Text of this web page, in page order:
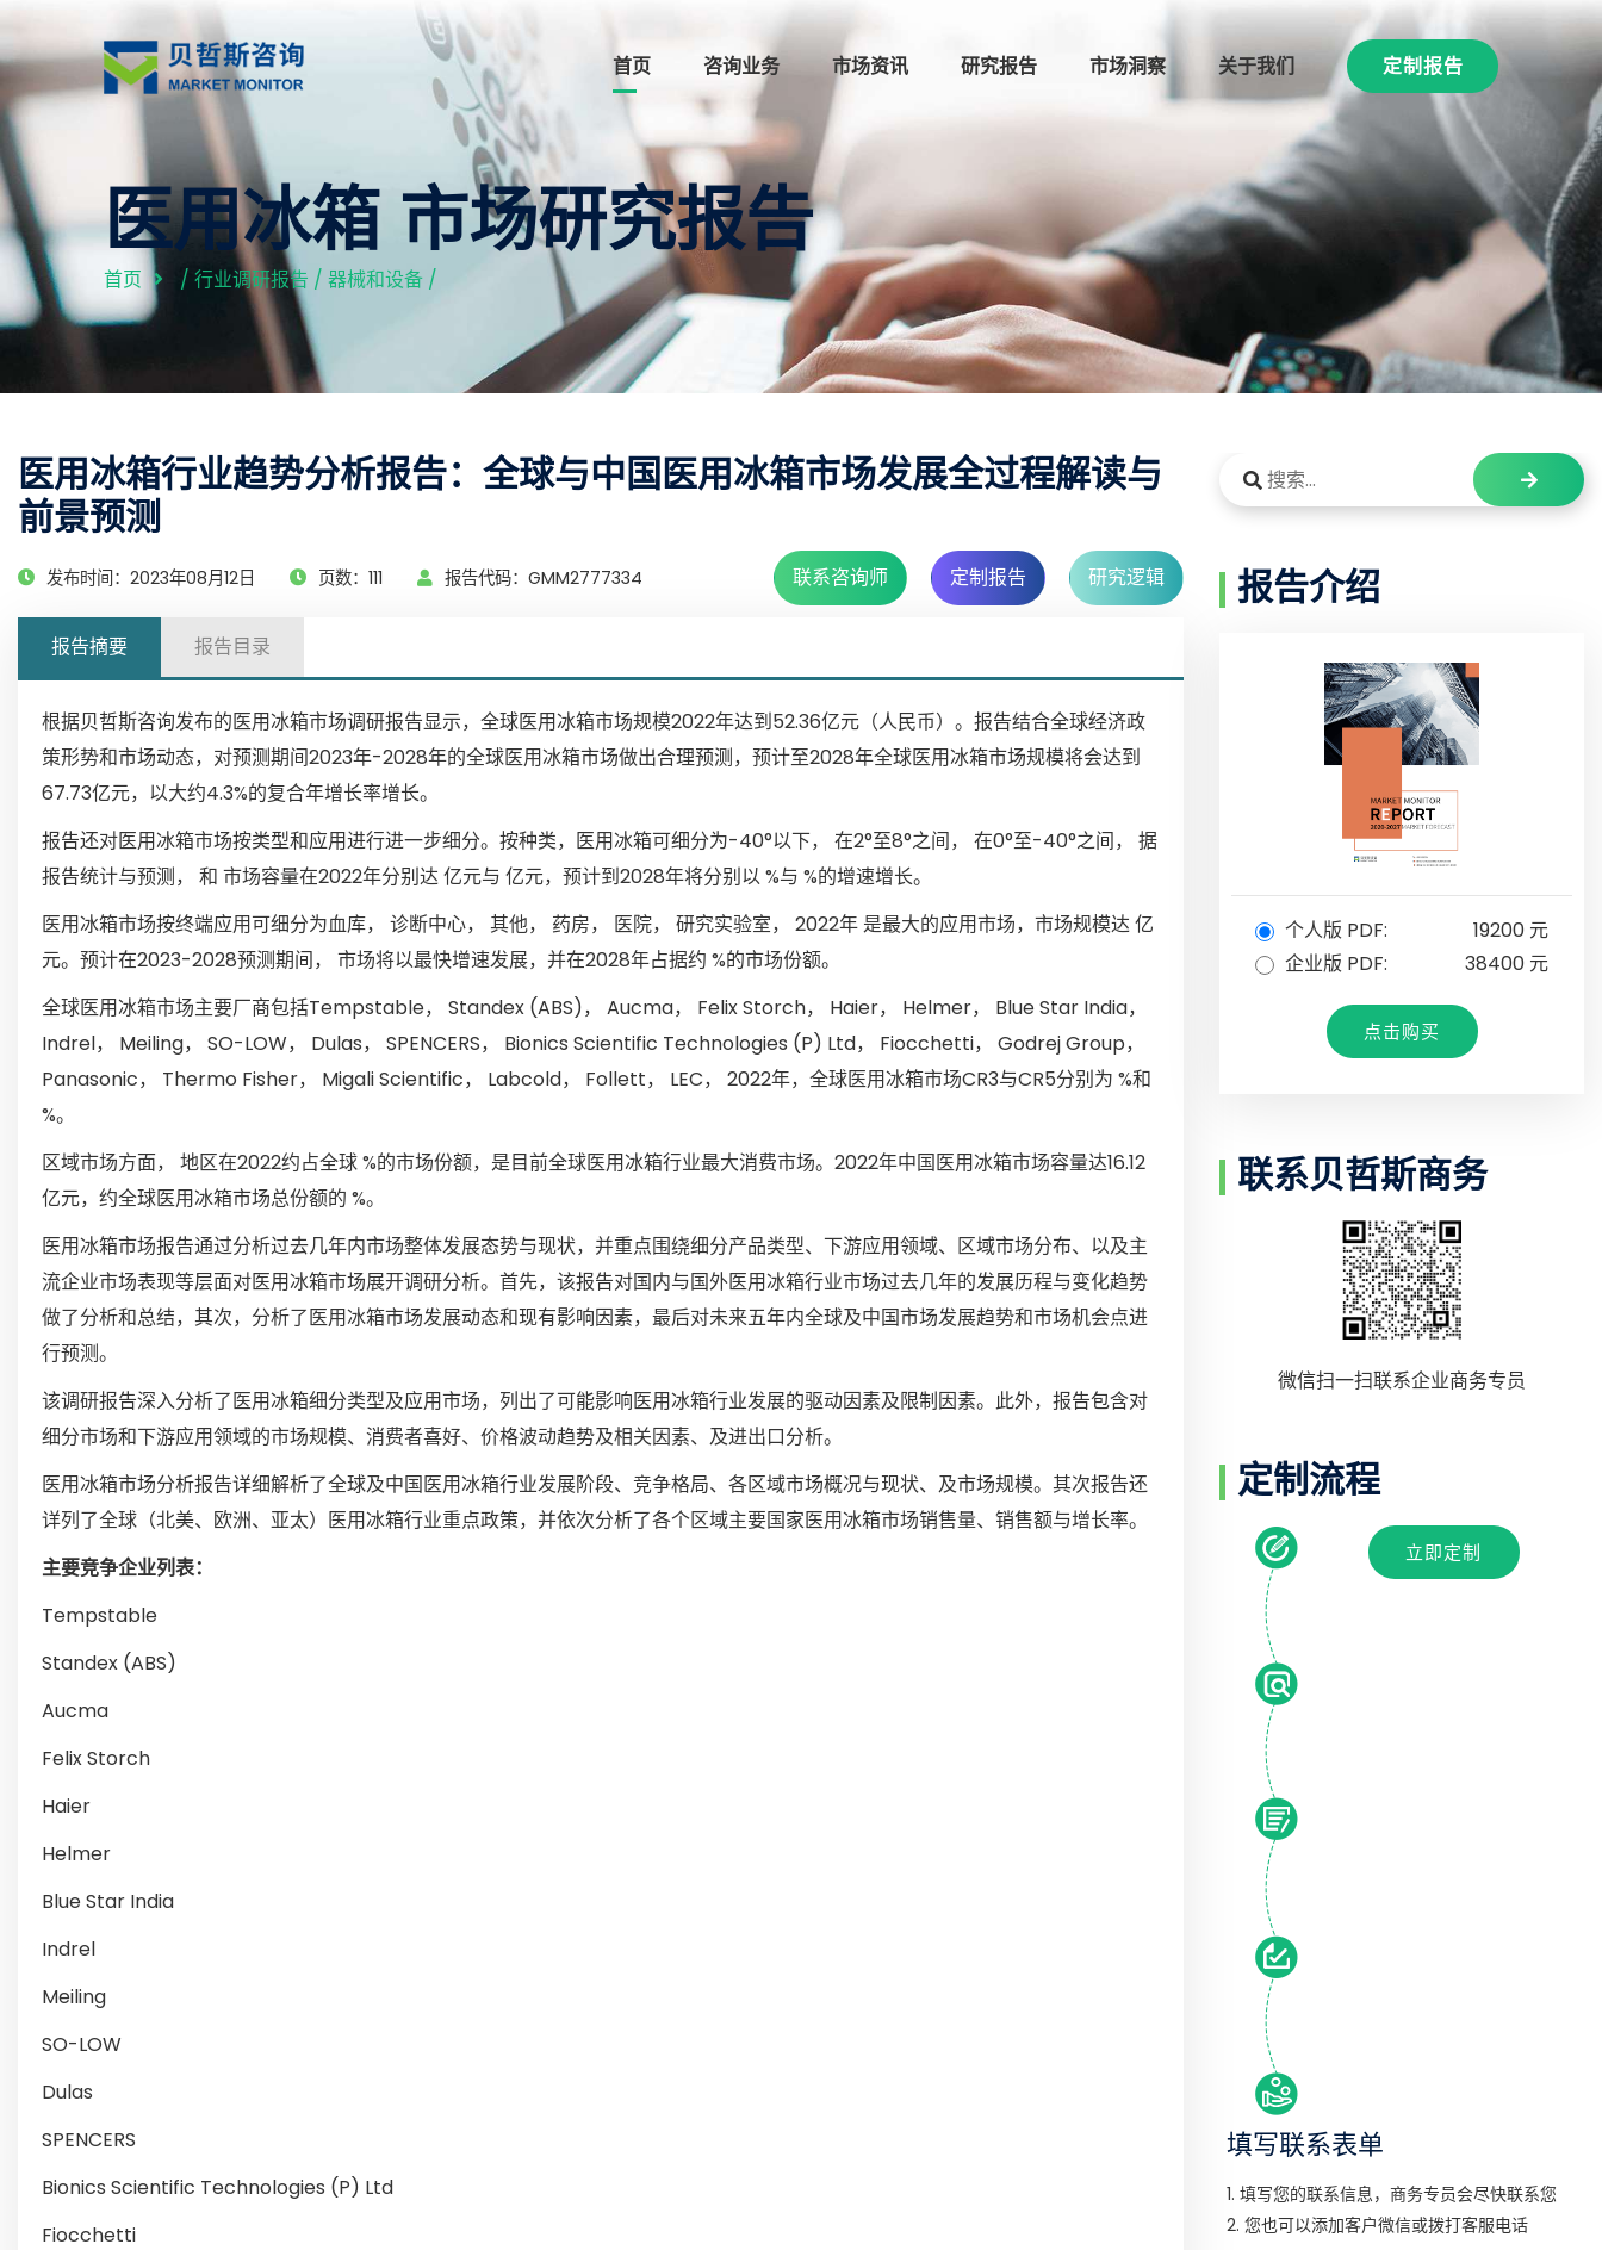
首页 咨询业务 市场资讯 研究报告 市场洞察 关于我们 定制报告
医用冰箱 市场研究报告
首页 / 行业调研报告 / 器械和设备 /
医用冰箱行业趋势分析报告：全球与中国医用冰箱市场发展全过程解读与
前景预测
发布时间：2023年08月12日 页数：111 报告代码：GMM2777334 联系咨询师 定制报告 研究逻辑
报告摘要 报告目录
根据贝哲斯咨询发布的医用冰箱市场调研报告显示，全球医用冰箱市场规模2022年达到52.36亿元（人民币）。报告结合全球经济政
策形势和市场动态，对预测期间2023年-2028年的全球医用冰箱市场做出合理预测，预计至2028年全球医用冰箱市场规模将会达到
67.73亿元，以大约4.3%的复合年增长率增长。
报告还对医用冰箱市场按类型和应用进行进一步细分。按种类，医用冰箱可细分为-40°以下， 在2°至8°之间， 在0°至-40°之间， 据
报告统计与预测， 和 市场容量在2022年分别达 亿元与 亿元，预计到2028年将分别以 %与 %的增速增长。
医用冰箱市场按终端应用可细分为血库， 诊断中心， 其他， 药房， 医院， 研究实验室， 2022年 是最大的应用市场，市场规模达 亿
元。预计在2023-2028预测期间， 市场将以最快增速发展，并在2028年占据约 %的市场份额。
全球医用冰箱市场主要厂商包括Tempstable， Standex (ABS)， Aucma， Felix Storch， Haier， Helmer， Blue Star India，
Indrel， Meiling， SO-LOW， Dulas， SPENCERS， Bionics Scientific Technologies (P) Ltd， Fiocchetti， Godrej Group，
Panasonic， Thermo Fisher， Migali Scientific， Labcold， Follett， LEC， 2022年，全球医用冰箱市场CR3与CR5分别为 %和
%。
区域市场方面， 地区在2022约占全球 %的市场份额，是目前全球医用冰箱行业最大消费市场。2022年中国医用冰箱市场容量达16.12
亿元，约全球医用冰箱市场总份额的 %。
医用冰箱市场报告通过分析过去几年内市场整体发展态势与现状，并重点围绕细分产品类型、下游应用领域、区域市场分布、以及主
流企业市场表现等层面对医用冰箱市场展开调研分析。首先，该报告对国内与国外医用冰箱行业市场过去几年的发展历程与变化趋势
做了分析和总结，其次，分析了医用冰箱市场发展动态和现有影响因素，最后对未来五年内全球及中国市场发展趋势和市场机会点进
行预测。
该调研报告深入分析了医用冰箱细分类型及应用市场，列出了可能影响医用冰箱行业发展的驱动因素及限制因素。此外，报告包含对
细分市场和下游应用领域的市场规模、消费者喜好、价格波动趋势及相关因素、及进出口分析。
医用冰箱市场分析报告详细解析了全球及中国医用冰箱行业发展阶段、竞争格局、各区域市场概况与现状、及市场规模。其次报告还
详列了全球（北美、欧洲、亚太）医用冰箱行业重点政策，并依次分析了各个区域主要国家医用冰箱市场销售量、销售额与增长率。
主要竞争企业列表：
Tempstable
Standex (ABS)
Aucma
Felix Storch
Haier
Helmer
Blue Star India
Indrel
Meiling
SO-LOW
Dulas
SPENCERS
Bionics Scientific Technologies (P) Ltd
Fiocchetti
报告介绍
个人版 PDF:
19200 元
企业版 PDF:
38400 元
点击购买
联系贝哲斯商务
微信扫一扫联系企业商务专员
定制流程
填写联系表单
1. 填写您的联系信息，商务专员会尽快联系您
2. 您也可以添加客户微信或拨打客服电话
立即定制